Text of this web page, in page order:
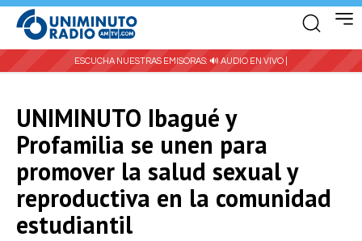
ESCUCHA NUESTRAS EMISORAS: 🔊 AUDIO EN VIVO |
UNIMINUTO Ibagué y
Profamilia se unen para
promover la salud sexual y
reproductiva en la comunidad
estudiantil